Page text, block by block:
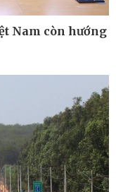
Nam còn hướng